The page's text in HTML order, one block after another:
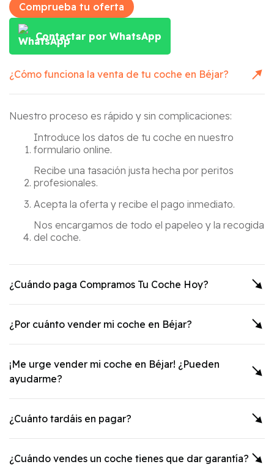
Comprueba tu oferta
Contactar por WhatsApp
¿Cómo funciona la venta de tu coche en Béjar?
Nuestro proceso es rápido y sin complicaciones:
Introduce los datos de tu coche en nuestro
formulario online.
Recibe una tasación justa hecha por peritos
profesionales.
Acepta la oferta y recibe el pago inmediato.
Nos encargamos de todo el papeleo y la recogida
del coche.
¿Cuándo paga Compramos Tu Coche Hoy?
¿Por cuánto vender mi coche en Béjar?
¡Me urge vender mi coche en Béjar! ¿Pueden
ayudarme?
¿Cuánto tardáis en pagar?
¿Cuándo vendes un coche tienes que dar garantía?